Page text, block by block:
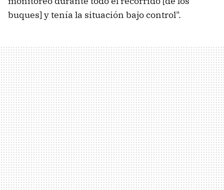
buques] y tenía la situación bajo control".